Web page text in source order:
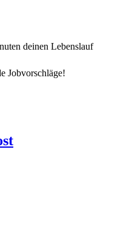
deinen Lebenslauf
Jobvorschläge!